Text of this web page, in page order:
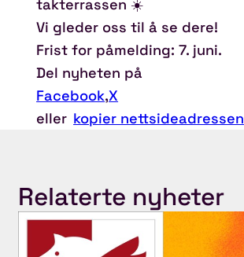
takterrassen ☀️
Vi gleder oss til å se dere!
Frist for påmelding: 7. juni.
Del nyheten på
Facebook,X
eller kopier nettsideadressen
Relaterte nyheter